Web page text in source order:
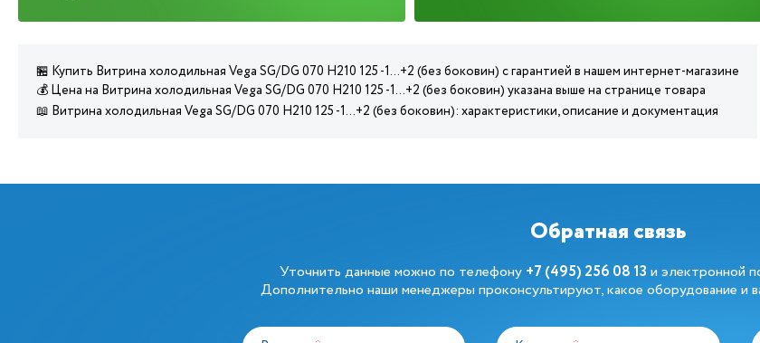
🏪 Купить Витрина холодильная Vega SG/DG 070 H210 125 -1...+2 (без боковин) с гарантией в нашем интернет-магазине
💰 Цена на Витрина холодильная Vega SG/DG 070 H210 125 -1...+2 (без боковин) указана выше на странице товара
📖 Витрина холодильная Vega SG/DG 070 H210 125 -1...+2 (без боковин): характеристики, описание и документация
Обратная связь
Уточнить данные можно по телефону +7 (495) 256 08 13 и электронной
Дополнительно наши менеджеры проконсультируют, какое оборудование и